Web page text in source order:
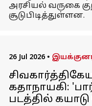
அரசியல் வருகை
சூடுபிடித்துள்ளன.
26 Jul 2026 •
கதாநாயகி:
படத்தில்